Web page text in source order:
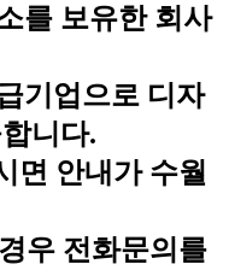
를 보유한 회사
기업으로 디자
니다.
면 안내가 수월
우 전화문의를